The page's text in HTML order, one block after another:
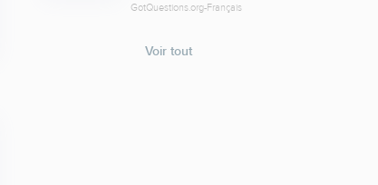
GotQuestions.org-Français
Voir tout